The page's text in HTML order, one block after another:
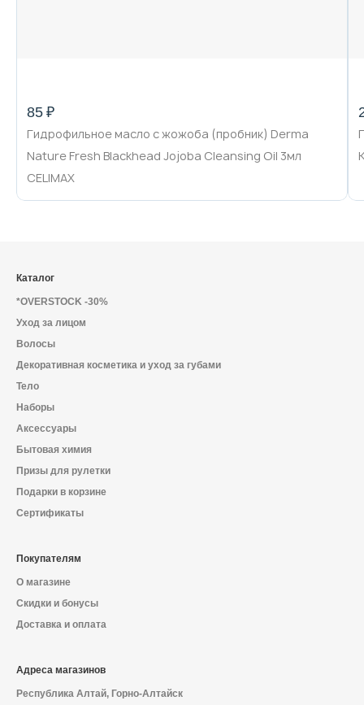
85 ₽
Гидрофильное масло с жожоба (пробник) Derma
Nature Fresh Blackhead Jojoba Cleansing Oil 3мл
CELIMAX
Каталог
*OVERSTOCK -30%
Уход за лицом
Волосы
Декоративная косметика и уход за губами
Тело
Наборы
Аксессуары
Бытовая химия
Призы для рулетки
Подарки в корзине
Сертификаты
Покупателям
О магазине
Скидки и бонусы
Доставка и оплата
Адреса магазинов
Республика Алтай, Горно-Алтайск